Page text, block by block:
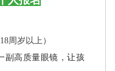
18周岁以上）
副高质量眼镜，让孩